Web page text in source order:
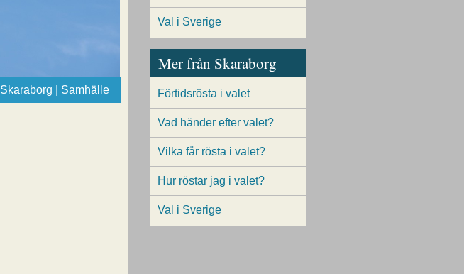
Skaraborg | Samhälle
Val i Sverige
Mer från Skaraborg
Förtidsrösta i valet
Vad händer efter valet?
Vilka får rösta i valet?
Hur röstar jag i valet?
Val i Sverige